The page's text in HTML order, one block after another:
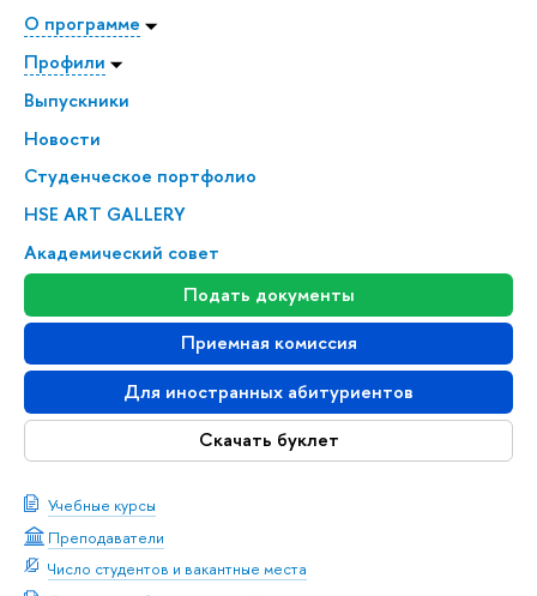
О программе
Профили
Выпускники
Новости
Студенческое портфолио
HSE ART GALLERY
Академический совет
Подать документы
Приемная комиссия
Для иностранных абитуриентов
Скачать буклет
Учебные курсы
Преподаватели
Число студентов и вакантные места